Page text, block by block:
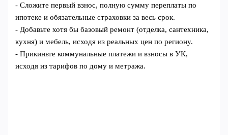
- Сложите первый взнос, полную сумму переплаты по
ипотеке и обязательные страховки за весь срок.
- Добавьте хотя бы базовый ремонт (отделка, сантехника,
кухня) и мебель, исходя из реальных цен по региону.
- Прикиньте коммунальные платежи и взносы в УК,
исходя из тарифов по дому и метража.